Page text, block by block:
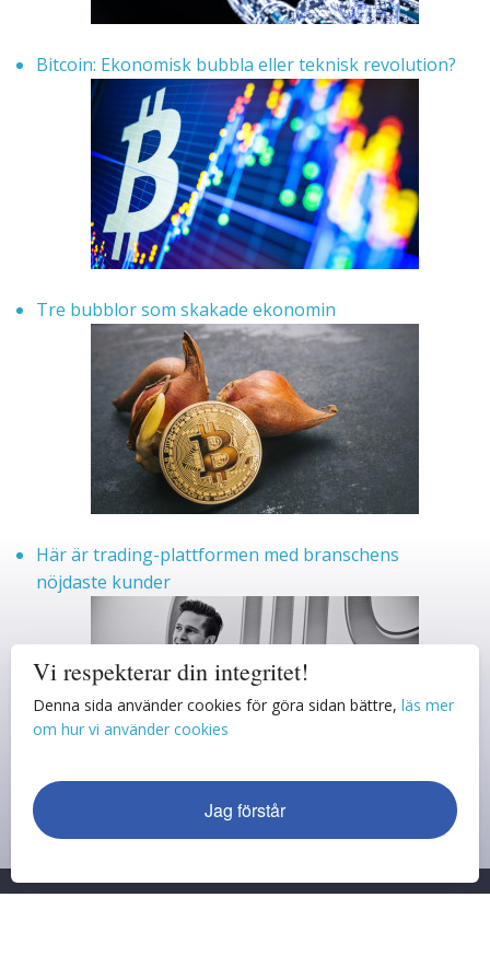
Bitcoin: Ekonomisk bubbla eller teknisk revolution?
Tre bubblor som skakade ekonomin
Här är trading-plattformen med branschens
nöjdaste kunder
Vi respekterar din integritet!
Denna sida använder cookies för göra sidan bättre, läs mer
om hur vi använder cookies
Jag förstår